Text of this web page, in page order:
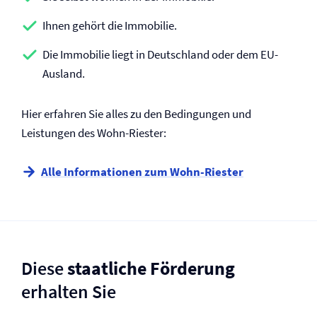
Ihnen gehört die Immobilie.
Die Immobilie liegt in Deutschland oder dem EU-
Ausland.
Hier erfahren Sie alles zu den Bedingungen und
Leistungen des Wohn-Riester:
Alle Informationen zum Wohn-Riester
Diesestaatliche Förderung
erhalten Sie